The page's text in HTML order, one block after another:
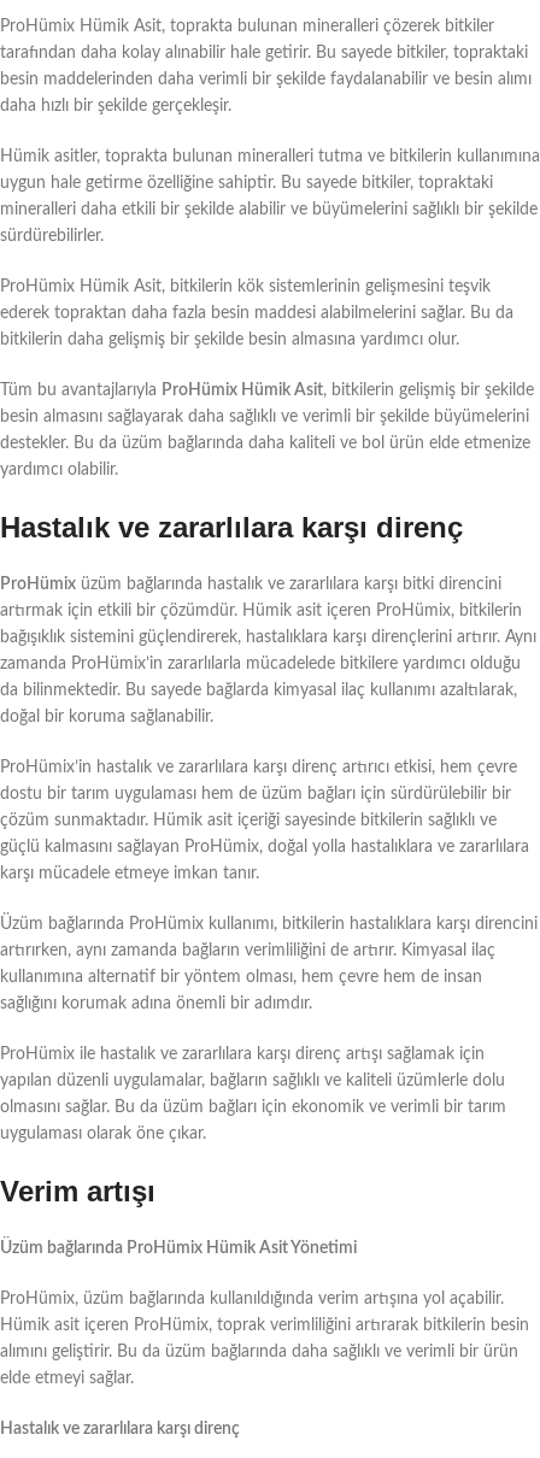
ProHümix Hümik Asit, toprakta bulunan mineralleri çözerek bitkiler
tarafından daha kolay alınabilir hale getirir. Bu sayede bitkiler, topraktaki
besin maddelerinden daha verimli bir şekilde faydalanabilir ve besin alımı
daha hızlı bir şekilde gerçekleşir.
Hümik asitler, toprakta bulunan mineralleri tutma ve bitkilerin kullanımına
uygun hale getirme özelliğine sahiptir. Bu sayede bitkiler, topraktaki
mineralleri daha etkili bir şekilde alabilir ve büyümelerini sağlıklı bir şekilde
sürdürebilirler.
ProHümix Hümik Asit, bitkilerin kök sistemlerinin gelişmesini teşvik
ederek topraktan daha fazla besin maddesi alabilmelerini sağlar. Bu da
bitkilerin daha gelişmiş bir şekilde besin almasına yardımcı olur.
Tüm bu avantajlarıyla ProHümix Hümik Asit, bitkilerin gelişmiş bir şekilde
besin almasını sağlayarak daha sağlıklı ve verimli bir şekilde büyümelerini
destekler. Bu da üzüm bağlarında daha kaliteli ve bol ürün elde etmenize
yardımcı olabilir.
Hastalık ve zararlılara karşı direnç
ProHümix üzüm bağlarında hastalık ve zararlılara karşı bitki direncini
artırmak için etkili bir çözümdür. Hümik asit içeren ProHümix, bitkilerin
bağışıklık sistemini güçlendirerek, hastalıklara karşı dirençlerini artırır. Aynı
zamanda ProHümix’in zararlılarla mücadelede bitkilere yardımcı olduğu
da bilinmektedir. Bu sayede bağlarda kimyasal ilaç kullanımı azaltılarak,
doğal bir koruma sağlanabilir.
ProHümix’in hastalık ve zararlılara karşı direnç artırıcı etkisi, hem çevre
dostu bir tarım uygulaması hem de üzüm bağları için sürdürülebilir bir
çözüm sunmaktadır. Hümik asit içeriği sayesinde bitkilerin sağlıklı ve
güçlü kalmasını sağlayan ProHümix, doğal yolla hastalıklara ve zararlılara
karşı mücadele etmeye imkan tanır.
Üzüm bağlarında ProHümix kullanımı, bitkilerin hastalıklara karşı direncini
artırırken, aynı zamanda bağların verimliliğini de artırır. Kimyasal ilaç
kullanımına alternatif bir yöntem olması, hem çevre hem de insan
sağlığını korumak adına önemli bir adımdır.
ProHümix ile hastalık ve zararlılara karşı direnç artışı sağlamak için
yapılan düzenli uygulamalar, bağların sağlıklı ve kaliteli üzümlerle dolu
olmasını sağlar. Bu da üzüm bağları için ekonomik ve verimli bir tarım
uygulaması olarak öne çıkar.
Verim artışı
Üzüm bağlarında ProHümix Hümik Asit Yönetimi
ProHümix, üzüm bağlarında kullanıldığında verim artışına yol açabilir.
Hümik asit içeren ProHümix, toprak verimliliğini artırarak bitkilerin besin
alımını geliştirir. Bu da üzüm bağlarında daha sağlıklı ve verimli bir ürün
elde etmeyi sağlar.
Hastalık ve zararlılara karşı direnç